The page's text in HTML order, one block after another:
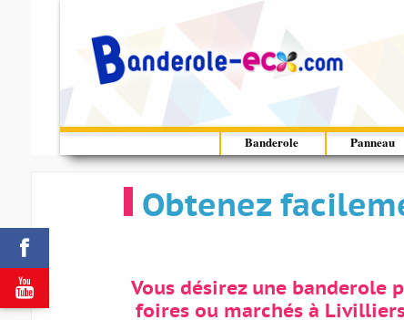


Banderole Panneau
Obtenez
Vous désirez une banderole
foires ou marchés à